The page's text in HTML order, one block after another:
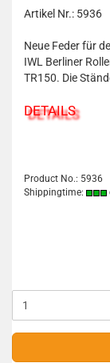
Artikel Nr.: 5936
Neue Feder für
IWL Berliner
TR150. Die
DETAILS
Product No.: 5936
Shippingtime: